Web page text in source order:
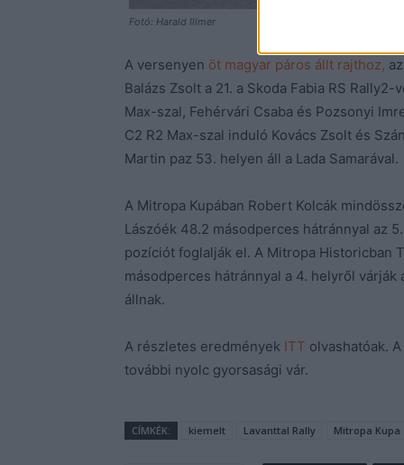
Fotó: Harald Illmer
A versenyen öt magyar páros állt rajthoz,
Balázs Zsolt a 21. a Skoda Fabia RS
Max-szal, Fehérvári Csaba és Pozsonyi
C2 R2 Max-szal induló Kovács Zsolt és
Martin paz 53. helyen áll a Lada Samarával.
A Mitropa Kupában Robert Kolcák
Lászóék 48.2 másodperces hátránnyal az
pozíciót foglalják el. A Mitropa Historicban
másodperces hátránnyal a 4. helyről
állnak.
A részletes eredmények ITT olvashatóak.
további nyolc gyorsasági vár.
CÍMKÉK: kiemelt Lavanttal Rally Mitropa Kupa